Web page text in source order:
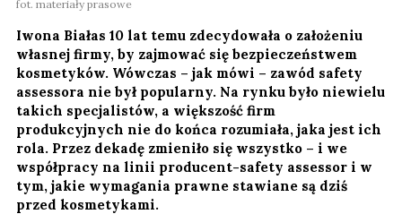
fot. materiały prasowe
Iwona Białas 10 lat temu zdecydowała o założeniu
własnej firmy, by zajmować się bezpieczeństwem
kosmetyków. Wówczas – jak mówi – zawód safety
assessora nie był popularny. Na rynku było niewielu
takich specjalistów, a większość firm
produkcyjnych nie do końca rozumiała, jaka jest ich
rola. Przez dekadę zmieniło się wszystko – i we
współpracy na linii producent-safety assessor i w
tym, jakie wymagania prawne stawiane są dziś
przed kosmetykami.